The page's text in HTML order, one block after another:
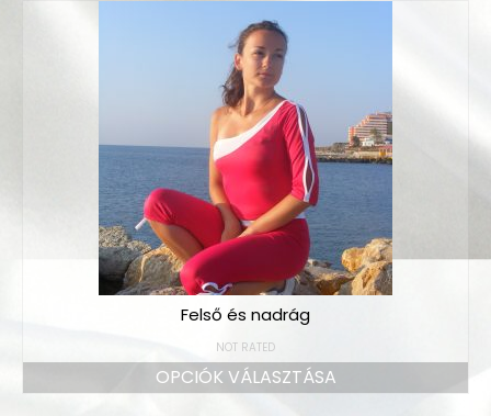
Felső és nadrág
NOT RATED
OPCIÓK VÁLASZTÁSA